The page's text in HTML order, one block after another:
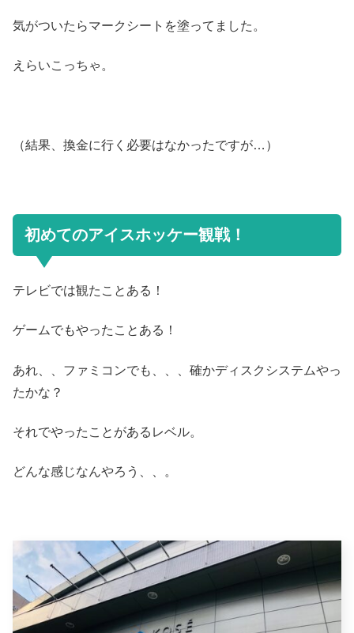
気がついたらマークシートを塗ってました。
えらいこっちゃ。
（結果、換金に行く必要はなかったですが…）
初めてのアイスホッケー観戦！
テレビでは観たことある！
ゲームでもやったことある！
あれ、、ファミコンでも、、、確かディスクシステムやっ
たかな？
それでやったことがあるレベル。
どんな感じなんやろう、、。